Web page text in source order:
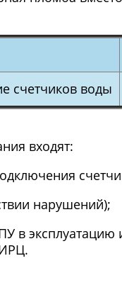
счетчиков воды
входят:
нарушений);
в